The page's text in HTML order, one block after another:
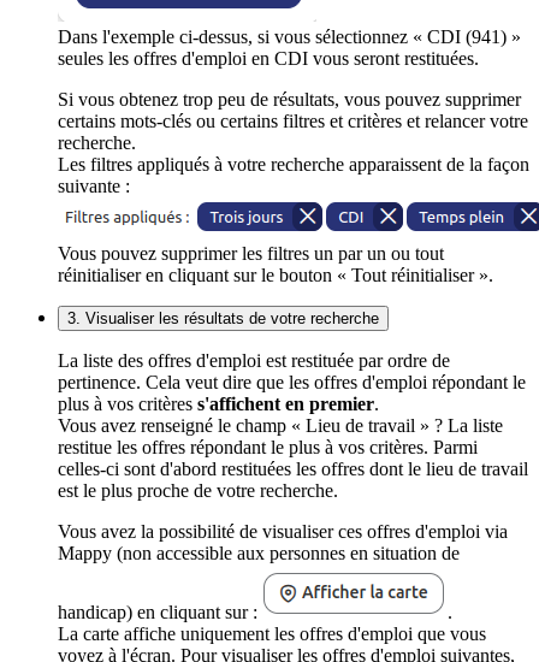
Dans l'exemple ci-dessus, si vous sélectionnez « CDI (941) »
seules les offres d'emploi en CDI vous seront restituées.
Si vous obtenez trop peu de résultats, vous pouvez supprimer
certains mots-clés ou certains filtres et critères et relancer votre
recherche.
Les filtres appliqués à votre recherche apparaissent de la façon
suivante :
Vous pouvez supprimer les filtres un par un ou tout
réinitialiser en cliquant sur le bouton « Tout réinitialiser ».
3. Visualiser les résultats de votre recherche
La liste des offres d'emploi est restituée par ordre de
pertinence. Cela veut dire que les offres d'emploi répondant le
plus à vos critères s'affichent en premier.
Vous avez renseigné le champ « Lieu de travail » ? La liste
restitue les offres répondant le plus à vos critères. Parmi
celles-ci sont d'abord restituées les offres dont le lieu de travail
est le plus proche de votre recherche.
Vous avez la possibilité de visualiser ces offres d'emploi via
Mappy (non accessible aux personnes en situation de
handicap) en cliquant sur :
.
La carte affiche uniquement les offres d'emploi que vous
voyez à l'écran. Pour visualiser les offres d'emploi suivantes,